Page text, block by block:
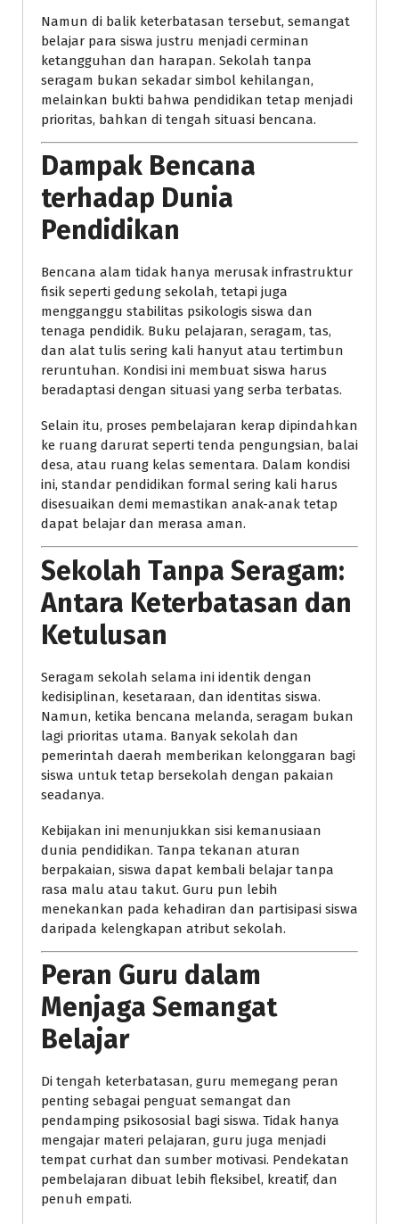
Namun di balik keterbatasan tersebut, semangat
belajar para siswa justru menjadi cerminan
ketangguhan dan harapan. Sekolah tanpa
seragam bukan sekadar simbol kehilangan,
melainkan bukti bahwa pendidikan tetap menjadi
prioritas, bahkan di tengah situasi bencana.
Dampak Bencana
terhadap Dunia
Pendidikan
Bencana alam tidak hanya merusak infrastruktur
fisik seperti gedung sekolah, tetapi juga
mengganggu stabilitas psikologis siswa dan
tenaga pendidik. Buku pelajaran, seragam, tas,
dan alat tulis sering kali hanyut atau tertimbun
reruntuhan. Kondisi ini membuat siswa harus
beradaptasi dengan situasi yang serba terbatas.
Selain itu, proses pembelajaran kerap dipindahkan
ke ruang darurat seperti tenda pengungsian, balai
desa, atau ruang kelas sementara. Dalam kondisi
ini, standar pendidikan formal sering kali harus
disesuaikan demi memastikan anak-anak tetap
dapat belajar dan merasa aman.
Sekolah Tanpa Seragam:
Antara Keterbatasan dan
Ketulusan
Seragam sekolah selama ini identik dengan
kedisiplinan, kesetaraan, dan identitas siswa.
Namun, ketika bencana melanda, seragam bukan
lagi prioritas utama. Banyak sekolah dan
pemerintah daerah memberikan kelonggaran bagi
siswa untuk tetap bersekolah dengan pakaian
seadanya.
Kebijakan ini menunjukkan sisi kemanusiaan
dunia pendidikan. Tanpa tekanan aturan
berpakaian, siswa dapat kembali belajar tanpa
rasa malu atau takut. Guru pun lebih
menekankan pada kehadiran dan partisipasi siswa
daripada kelengkapan atribut sekolah.
Peran Guru dalam
Menjaga Semangat
Belajar
Di tengah keterbatasan, guru memegang peran
penting sebagai penguat semangat dan
pendamping psikososial bagi siswa. Tidak hanya
mengajar materi pelajaran, guru juga menjadi
tempat curhat dan sumber motivasi. Pendekatan
pembelajaran dibuat lebih fleksibel, kreatif, dan
penuh empati.